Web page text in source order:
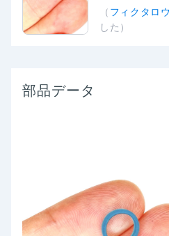
（ フィクタロ
した）
部品データ